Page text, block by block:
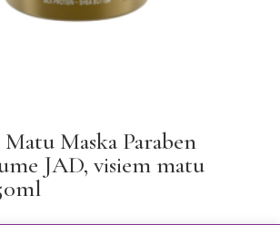
Maska Paraben
JAD, visiem matu